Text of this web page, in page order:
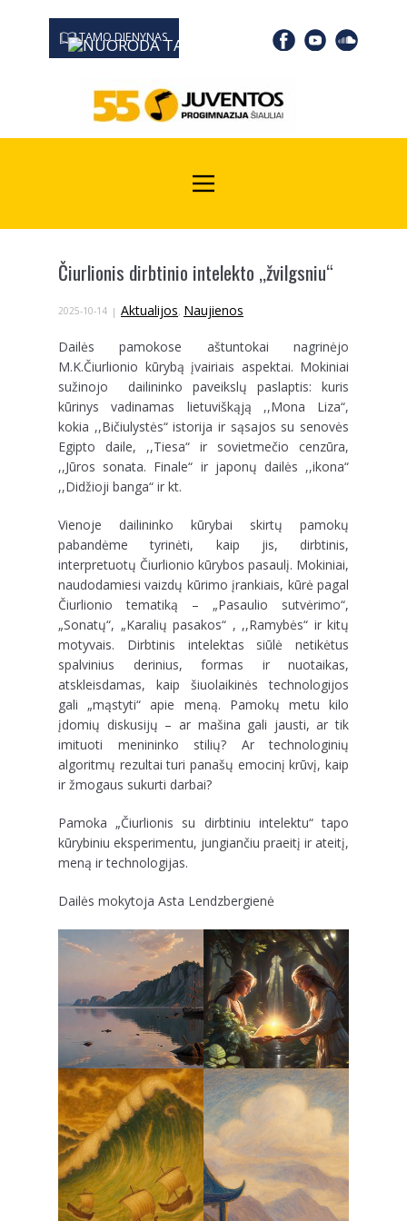
TAMO DIENYNAS
0667 19366
Čiurlionis dirbtinio intelekto ,,žvilgsniu“
2025-10-14 Aktualijos, Naujienos
Dailės pamokose aštuntokai nagrinėjo
M.K.Čiurlionio kūrybą įvairiais aspektai. Mokiniai
sužinojo dailininko paveikslų paslaptis: kuris
kūrinys vadinamas lietuviškąją ,,Mona Liza“,
kokia ,,Bičiulystės“ istorija ir sąsajos su senovės
Egipto daile, ,,Tiesa“ ir sovietmečio cenzūra,
,,Jūros sonata. Finale“ ir japonų dailės ,,ikona“
,,Didžioji banga“ ir kt.
Vienoje dailininko kūrybai skirtų pamokų
pabandėme tyrinėti, kaip jis, dirbtinis,
interpretuotų Čiurlionio kūrybos pasaulį. Mokiniai,
naudodamiesi vaizdų kūrimo įrankiais, kūrė pagal
Čiurlionio tematiką – „Pasaulio sutvėrimo“,
„Sonatų“, „Karalių pasakos“ , ,,Ramybės“ ir kitų
motyvais. Dirbtinis intelektas siūlė netikėtus
spalvinius derinius, formas ir nuotaikas,
atskleisdamas, kaip šiuolaikinės technologijos
gali „mąstyti“ apie meną. Pamokų metu kilo
įdomių diskusijų – ar mašina gali jausti, ar tik
imituoti menininko stilių? Ar technologinių
algoritmų rezultai turi panašų emocinį krūvį, kaip
ir žmogaus sukurti darbai?
Pamoka „Čiurlionis su dirbtiniu intelektu“ tapo
kūrybiniu eksperimentu, jungiančiu praeitį ir ateitį,
meną ir technologijas.
Dailės mokytoja Asta Lendzbergienė